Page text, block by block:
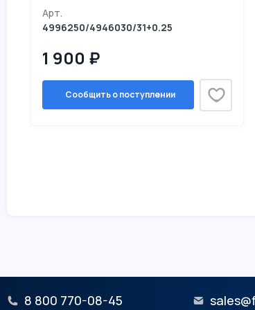
Арт.
4996250/4946030/31+0.25
1 900 ₽
Сообщить о поступлении
8 800 770-08-45